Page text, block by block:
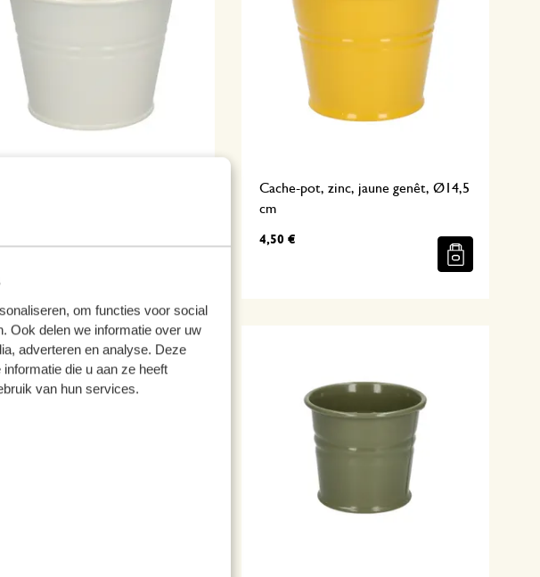
om functies voor social
Ook delen we informatie over uw
adverteren en analyse. Deze
die u aan ze heeft
van hun services.
Cache-pot, zinc, jaune genêt, Ø14,5
cm
4,50 €